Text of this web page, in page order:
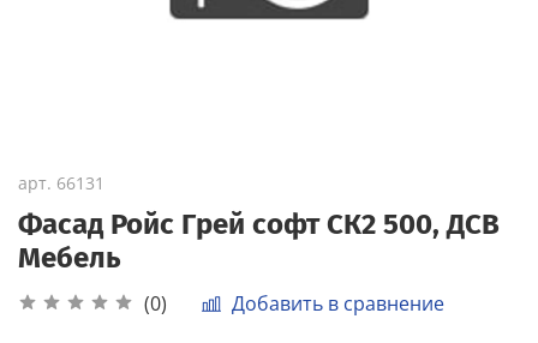
арт. 66131
Фасад Ройс Грей софт СК2 500, ДСВ
Мебель
(0) Добавить в сравнение